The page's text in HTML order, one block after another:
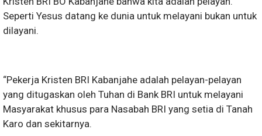
Seperti Yesus datang ke dunia untuk melayani bukan untuk
dilayani.
“Pekerja Kristen BRI Kabanjahe adalah pelayan-pelayan
yang ditugaskan oleh Tuhan di Bank BRI untuk melayani
Masyarakat khusus para Nasabah BRI yang setia di Tanah
Karo dan sekitarnya.